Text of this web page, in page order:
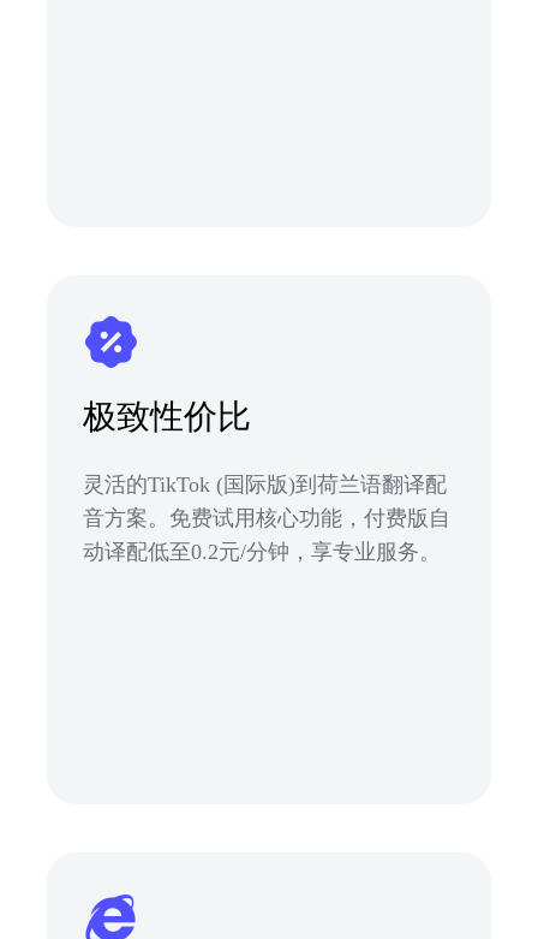
极致性价比
灵活的TikTok (国际版)到荷兰语翻译配
音方案。免费试用核心功能，付费版自
动译配低至0.2元/分钟，享专业服务。